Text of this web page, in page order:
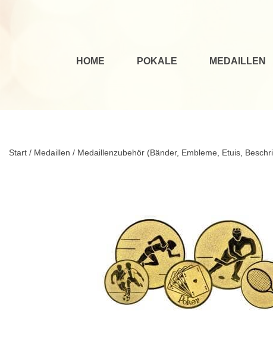
HOME POKALE MEDAILLEN
Start / Medaillen / Medaillenzubehör (Bänder, Embleme, Etuis,